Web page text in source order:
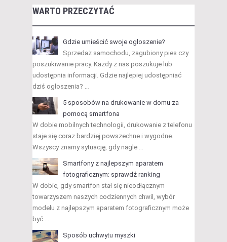
WARTO PRZECZYTAĆ
Gdzie umieścić swoje ogłoszenie?
Sprzedaż samochodu, zagubiony pies czy
poszukiwanie pracy. Każdy z nas poszukuje lub
udostępnia informacji. Gdzie najlepiej udostępniać
dziś ogłoszenia? …
5 sposobów na drukowanie w domu za
pomocą smartfona
W dobie mobilnych technologii, drukowanie z telefonu
staje się coraz bardziej powszechne i wygodne.
Wszyscy znamy sytuację, gdy nagle …
Smartfony z najlepszym aparatem
fotograficznym: sprawdź ranking
W dobie, gdy smartfon stał się nieodłącznym
towarzyszem naszych codziennych chwil, wybór
modelu z najlepszym aparatem fotograficznym może
być …
Sposób uchwytu myszki